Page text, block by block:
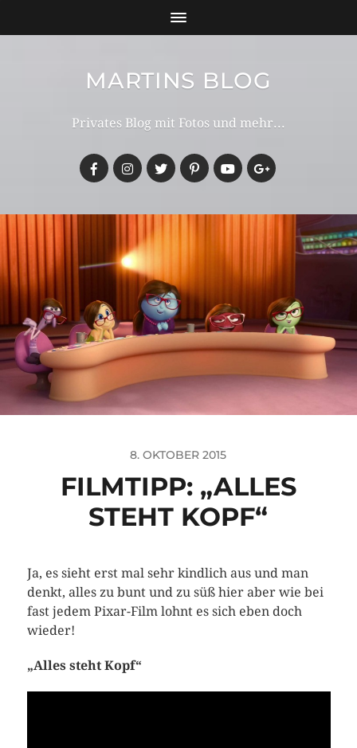
MARTINS BLOG
Privates Blog mit Fotos und mehr...
8. OKTOBER 2015
FILMTIPP: „ALLES
STEHT KOPF“
Ja, es sieht erst mal sehr kindlich aus und man
denkt, alles zu bunt und zu süß hier aber wie bei
fast jedem Pixar-Film lohnt es sich eben doch
wieder!
„Alles steht Kopf“